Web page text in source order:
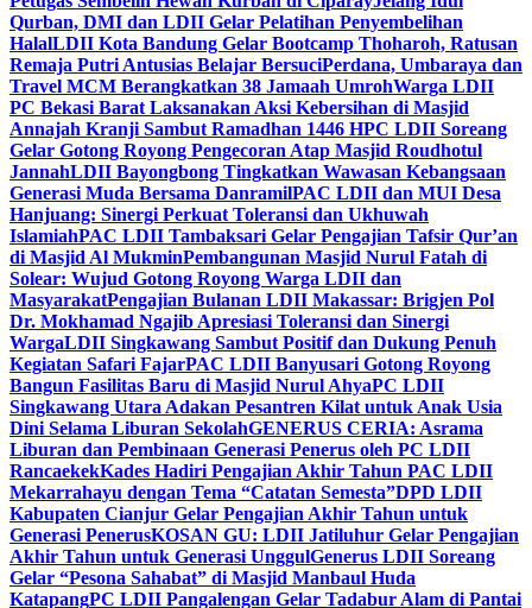
Qurban, DMI dan LDII Gelar Pelatihan Penyembelihan
HalalLDII Kota Bandung Gelar Bootcamp Thoharoh, Ratusan
Remaja Putri Antusias Belajar BersuciPerdana, Umbaraya dan
Travel MCM Berangkatkan 38 Jamaah UmrohWarga LDII
PC Bekasi Barat Laksanakan Aksi Kebersihan di Masjid
Annajah Kranji Sambut Ramadhan 1446 HPC LDII Soreang
Gelar Gotong Royong Pengecoran Atap Masjid Roudhotul
JannahLDII Bayongbong Tingkatkan Wawasan Kebangsaan
Generasi Muda Bersama DanramilPAC LDII dan MUI Desa
Hanjuang: Sinergi Perkuat Toleransi dan Ukhuwah
IslamiahPAC LDII Tambaksari Gelar Pengajian Tafsir Qur’an
di Masjid Al MukminPembangunan Masjid Nurul Fatah di
Solear: Wujud Gotong Royong Warga LDII dan
MasyarakatPengajian Bulanan LDII Makassar: Brigjen Pol
Dr. Mokhamad Ngajib Apresiasi Toleransi dan Sinergi
WargaLDII Singkawang Sambut Positif dan Dukung Penuh
Kegiatan Safari FajarPAC LDII Banyusari Gotong Royong
Bangun Fasilitas Baru di Masjid Nurul AhyaPC LDII
Singkawang Utara Adakan Pesantren Kilat untuk Anak Usia
Dini Selama Liburan SekolahGENERUS CERIA: Asrama
Liburan dan Pembinaan Generasi Penerus oleh PC LDII
RancaekekKades Hadiri Pengajian Akhir Tahun PAC LDII
Mekarrahayu dengan Tema “Catatan Semesta”DPD LDII
Kabupaten Cianjur Gelar Pengajian Akhir Tahun untuk
Generasi PenerusKOSAN GU: LDII Jatiluhur Gelar Pengajian
Akhir Tahun untuk Generasi UnggulGenerus LDII Soreang
Gelar “Pesona Sahabat” di Masjid Manbaul Huda
KatapangPC LDII Pangalengan Gelar Tadabur Alam di Pantai